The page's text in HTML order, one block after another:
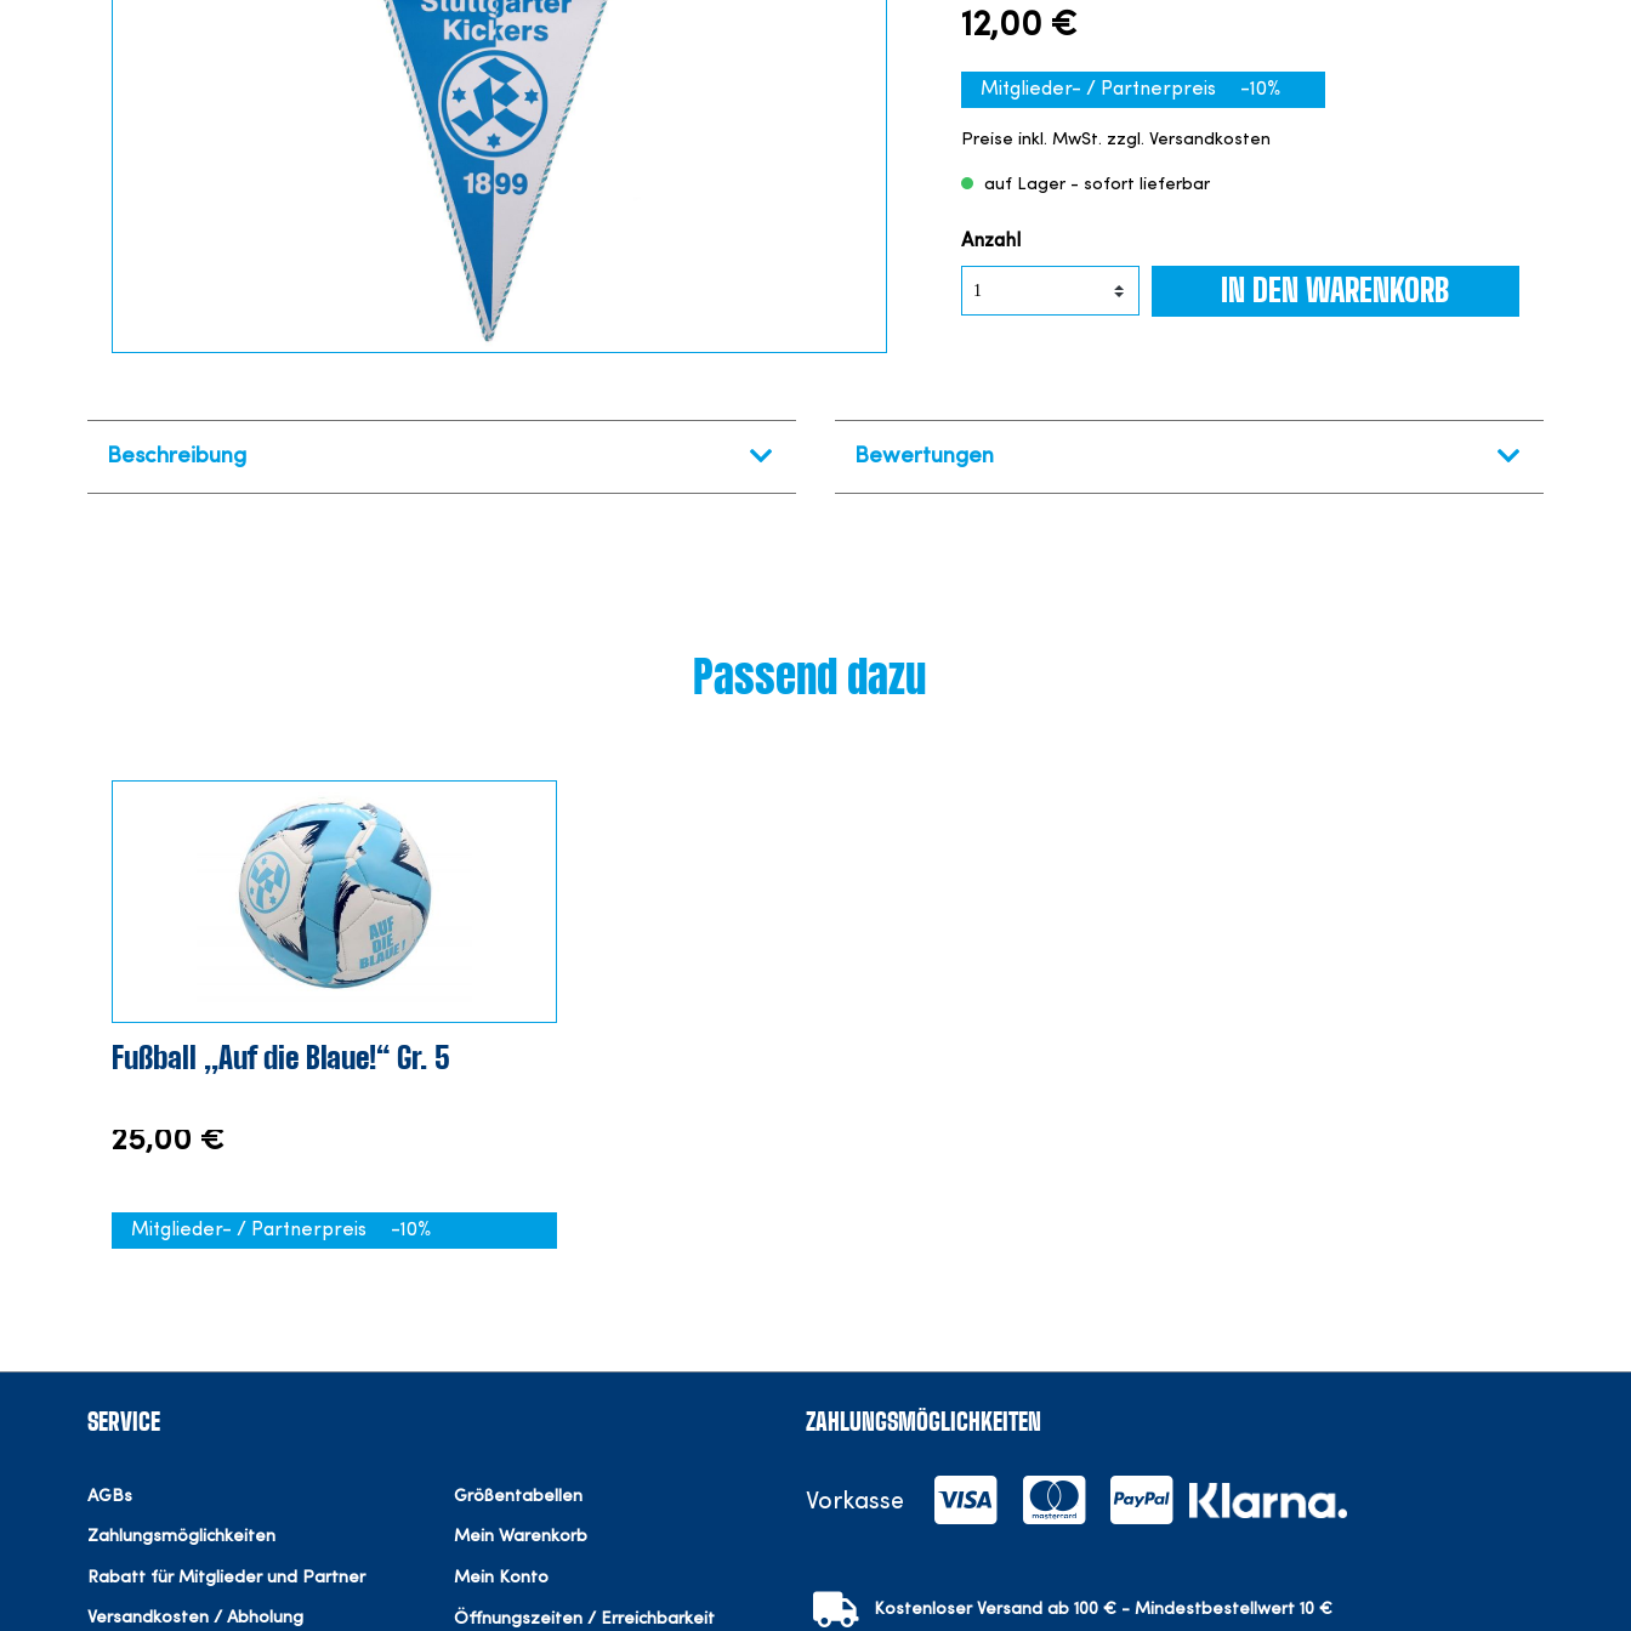
12,00 €
Mitglieder- / Partnerpreis -10%
Preise inkl. MwSt. zzgl. Versandkosten
auf Lager - sofort lieferbar
Anzahl
IN DEN WARENKORB
Beschreibung Bewertungen
Passend dazu
Fußball „Auf die Blaue!“ Gr. 5
25,00 €
Mitglieder- / Partnerpreis -10%
SERVICE
AGBs
Zahlungsmöglichkeiten
Rabatt für Mitglieder und Partner
Versandkosten / Abholung
Größentabellen
Mein Warenkorb
Mein Konto
Öffnungszeiten / Erreichbarkeit
ZAHLUNGSMÖGLICHKEITEN
Vorkasse
Kostenloser Versand ab 100 € - Mindestbestellwert 10 €